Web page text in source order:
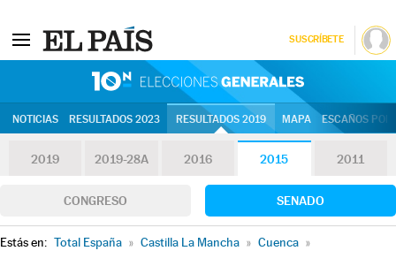
SUSCRÍBETE
NOTICIAS RESULTADOS 2023 RESULTADOS 2019 MAPA ESCAÑOS
2019 2019-28A 2016 2015 2011
CONGRESO SENADO
Estás en: Total España » Castilla La Mancha » Cuenca »